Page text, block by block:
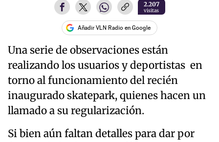
2.207
visitas
Añadir VLN Radio en Google
Una serie de observaciones están
realizando los usuarios y deportistas en
torno al funcionamiento del recién
inaugurado skatepark, quienes hacen un
llamado a su regularización.
Si bien aún faltan detalles para dar por